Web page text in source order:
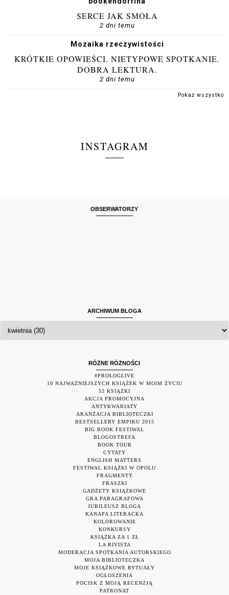
SERCE JAK SMOŁA
2 dni temu
Mozaika rzeczywistości
KRÓTKIE OPOWIEŚCI. NIETYPOWE SPOTKANIE.
DOBRA LEKTURA.
2 dni temu
Pokaż wszystko
INSTAGRAM
OBSERWATORZY
ARCHIWUM BLOGA
RÓŻNE RÓŻNOŚCI
#PROLOGLIVE
10 NAJWAŻNIEJSZYCH KSIĄŻEK W MOIM ŻYCIU
52 KSIĄŻKI
AKCJA PROMOCYJNA
ANTYKWARIATY
ARANŻACJA BIBLIOTECZKI
BESTSELLERY EMPIKU 2015
BIG BOOK FESTIWAL
BLOGOSTREFA
BOOK TOUR
CYTATY
ENGLISH MATTERS
FESTIWAL KSIĄŻKI W OPOLU
FRAGMENTY
FRASZKI
GADŻETY KSIĄŻKOWE
GRA PARAGRAFOWA
JUBILEUSZ BLOGA
KANAPA LITERACKA
KOLOROWANIE
KONKURSY
KSIĄŻKA ZA 1 ZŁ
LA RIVISTA
MODERACJA SPOTKANIA AUTORSKIEGO
MOJA BIBLIOTECZKA
MOJE KSIĄŻKOWE RYTUAŁY
OGŁOSZENIA
POCISK Z MOJĄ RECENZJĄ
PATRONAT